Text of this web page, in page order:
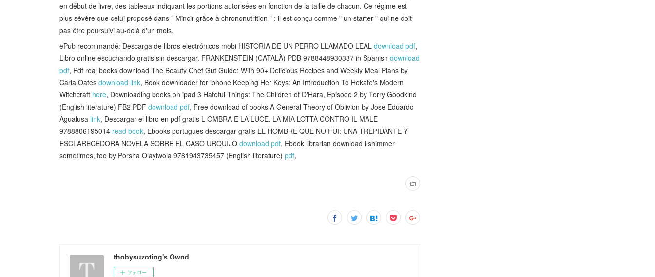
en début de livre, des tableaux indiquant les portions autorisées en fonction de la taille de chacun. Ce régime est
plus sévère que celui proposé dans " Mincir grâce à chrononutrition " : il est conçu comme " un starter " qui ne doit
pas être poursuivi au-delà d'un mois.
ePub recommandé: Descarga de libros electrónicos mobi HISTORIA DE UN PERRO LLAMADO LEAL download pdf,
Libro online escuchando gratis sin descargar. FRANKENSTEIN (CATALÀ) PDB 9788448930387 in Spanish download
pdf, Pdf real books download The Beauty Chef Gut Guide: With 90+ Delicious Recipes and Weekly Meal Plans by
Carla Oates download link, Book downloader for iphone Keeping Her Keys: An Introduction To Hekate's Modern
Witchcraft here, Downloading books on ipad 3 Hateful Things: The Children of D'Hara, Episode 2 by Terry Goodkind
(English literature) FB2 PDF download pdf, Free download of books A General Theory of Oblivion by Jose Eduardo
Agualusa link, Descargar el libro en pdf gratis L OMBRA E LA LUCE. LA MIA LOTTA CONTRO IL MALE
9788806195014 read book, Ebooks portugues descargar gratis EL HOMBRE QUE NO FUI: UNA TREPIDANTE Y
ESCLARECEDORA NOVELA SOBRE EL CASO URQUIJO download pdf, Ebook librarian download i shimmer
sometimes, too by Porsha Olayiwola 9781943735457 (English literature) pdf,
thobysuzoting's Ownd
フォロー